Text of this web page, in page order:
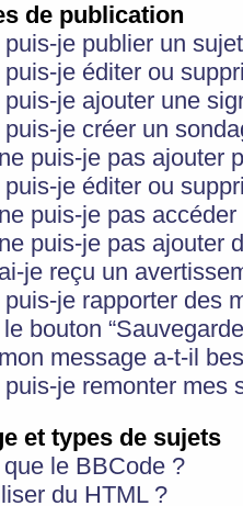
de publication
je publier un
je éditer ou
je ajouter une
je créer un
puis-je pas ajouter
je éditer ou
puis-je pas
puis-je pas ajouter
je reçu un
je rapporter des
le bouton
message a-t-il
je remonter mes
et types de sujets
que le BBCode ?
du HTML ?